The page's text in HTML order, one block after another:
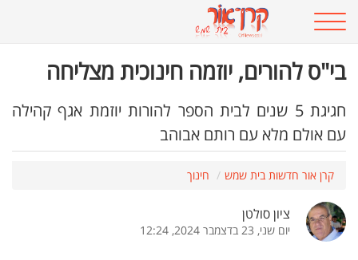
בי"ס להורים, יוזמה חינוכית מצליחה
חגיגת 5 שנים לבית הספר להורות יוזמת אגף קהילה
עם אולם מלא עם רותם אבוהב
קרן אור חדשות בית שמש חינוך
ציון סולטן
יום שני, 23 בדצמבר 2024, 12:24